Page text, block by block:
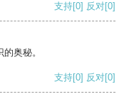
支持[0] 反对[0]
奥秘。
支持[0] 反对[0]